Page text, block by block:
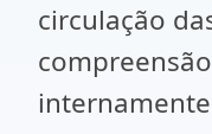
circulação